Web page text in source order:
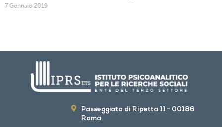
7 Gennaio 2019
Passeggiata di Ripetta 11 - 00186
Roma